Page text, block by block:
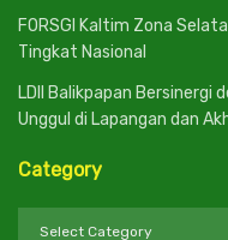
FORSGI Kaltim Zona
Tingkat Nasional
LDII Balikpapan Bersinergi
Unggul di Lapangan dan
Category